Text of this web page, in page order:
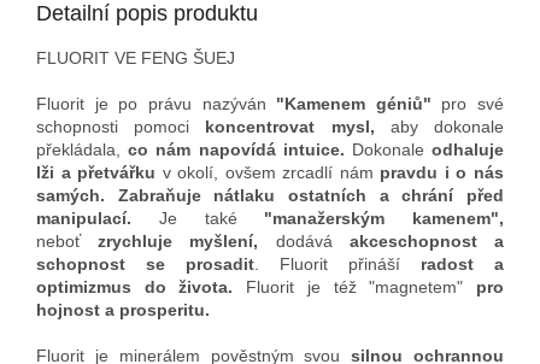
Detailní popis produktu
FLUORIT VE FENG ŠUEJ
Fluorit je po právu nazýván "Kamenem géniů" pro své
schopnosti pomoci koncentrovat mysl, aby dokonale
překládala,co nám napovídá intuice. Dokonale odhaluje
lži a přetvářku v okolí, ovšem zrcadlí nám pravdu i o nás
samých. Zabraňuje nátlaku ostatních a chrání před
manipulací. Je také "manažerským kamenem",
neboť
zrychluje myšlení, dodává akceschopnost a
schopnost se prosadit. Fluorit přináší radost a
optimizmus do života.
Fluorit je též "magnetem" pro
hojnost a prosperitu.
Fluorit je minerálem pověstným svousilnou ochrannou